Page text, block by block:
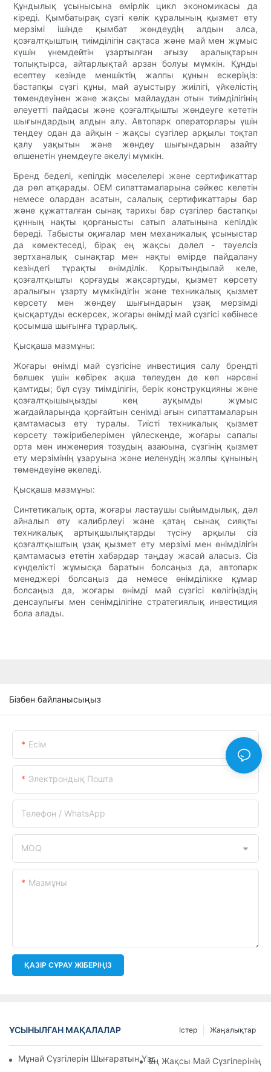
Құндылық ұсынысына өмірлік цикл экономикасы да
кіреді. Қымбатырақ сүзгі көлік құралының қызмет ету
мерзімі ішінде қымбат жөндеудің алдын алса,
қозғалтқыштың тиімділігін сақтаса және май мен жұмыс
күшін үнемдейтін ұзартылған ағызу аралықтарын
толықтырса, айтарлықтай арзан болуы мүмкін. Құнды
есептеу кезінде меншіктің жалпы құнын ескеріңіз:
бастапқы сүзгі құны, май ауыстыру жиілігі, үйкелістің
төмендеуінен және жақсы майлаудан отын тиімділігінің
әлеуетті пайдасы және қозғалтқышты жөндеуге кететін
шығындардың алдын алу. Автопарк операторлары үшін
теңдеу одан да айқын - жақсы сүзгілер арқылы тоқтап
қалу уақытын және жөндеу шығындарын азайту
өлшенетін үнемдеуге әкелуі мүмкін.
Бренд беделі, кепілдік мәселелері және сертификаттар
да рөл атқарады. OEM сипаттамаларына сәйкес келетін
немесе олардан асатын, салалық сертификаттары бар
және құжатталған сынақ тарихы бар сүзгілер бастапқы
құнның нақты қорғанысты сатып алатынына кепілдік
береді. Табысты оқиғалар мен механикалық ұсыныстар
да көмектеседі, бірақ ең жақсы дәлел - тәуелсіз
зертханалық сынақтар мен нақты өмірде пайдалану
кезіндегі тұрақты өнімділік. Қорытындылай келе,
қозғалтқышты қорғауды жақсартуды, қызмет көрсету
аралығын ұзарту мүмкіндігін және техникалық қызмет
көрсету мен жөндеу шығындарын ұзақ мерзімді
қысқартуды ескерсек, жоғары өнімді май сүзгісі көбінесе
қосымша шығынға тұрарлық.
Қысқаша мазмұны:
Жоғары өнімді май сүзгісіне инвестиция салу брендті
бөлшек үшін көбірек ақша төлеуден де көп нәрсені
қамтиды; бұл сүзу тиімділігін, берік конструкцияны және
қозғалтқышыңызды кең ауқымды жұмыс
жағдайларында қорғайтын сенімді ағын сипаттамаларын
қамтамасыз ету туралы. Тиісті техникалық қызмет
көрсету тәжірибелерімен үйлескенде, жоғары сапалы
орта мен инженерия тозудың азаюына, сүзгінің қызмет
ету мерзімінің ұзаруына және иеленудің жалпы құнының
төмендеуіне әкеледі.
Қысқаша мазмұны:
Синтетикалық орта, жоғары ластаушы сыйымдылық, дәл
айналып өту калибрлеуі және қатаң сынақ сияқты
техникалық артықшылықтарды түсіну арқылы сіз
қозғалтқыштың ұзақ қызмет ету мерзімі мен өнімділігін
қамтамасыз ететін хабардар таңдау жасай аласыз. Сіз
күнделікті жұмысқа баратын болсаңыз да, автопарк
менеджері болсаңыз да немесе өнімділікке құмар
болсаңыз да, жоғары өнімді май сүзгісі көлігіңіздің
денсаулығы мен сенімділігіне стратегиялық инвестиция
бола алады.
Бізбен байланысыңыз
Есім
Электрондық Пошта
Телефон / WhatsApp
MOQ
Мазмұны
ҚАЗІР СҰРАУ ЖІБЕРІҢІЗ
ҰСЫНЫЛҒАН МАҚАЛАЛАР Жаңалықтар
Істер
Мұнай Сүзгілерін Шығаратын Үздік Компаниялар: Жан-
Ең Жақсы Май Сүзгілерінің